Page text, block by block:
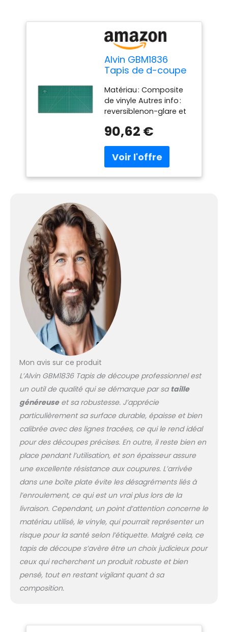
Alvin GBM1836
Tapis de d-coupe
Matériau : Composite
de vinyle Autres info :
reversiblenon-glare et
motif comprend un
et 6 Largeur : 45,7 cm
Longueur : 91,4 cm
90,62 €
Mon avis sur ce produit
L’Alvin GBM1836 Tapis de découpe professionnel est
un outil de qualité qui se démarque par sa taille
généreuseet sa robustesse. J’apprécie
particulièrement sa surface durable, épaisse et bien
calibrée avec des lignes tracées, ce qui le rend idéal
pour des découpes précises. En outre, il reste bien en
place pendant l’utilisation, et son épaisseur assure
une excellente résistance aux coupures. L’arrivée
dans une boîte plate évite les désagréments liés à
l’enroulement, ce qui est un vrai plus lors de la
livraison. Cependant, un point d’attention concerne le
matériau utilisé, le vinyle, qui pourrait représenter un
risque pour la santé selon l’étiquette. Malgré cela, ce
tapis de découpe s’avère être un choix judicieux pour
ceux qui recherchent un produit robuste et bien
pensé, tout en restant vigilant quant à sa
composition.